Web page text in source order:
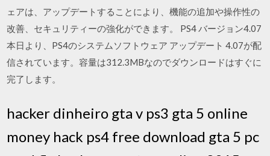
ェアは、アップデートすることにより、機能の追加や操作性の
改善、セキュリティーの強化ができます。 PS4 バージョン4.07
本日より、PS4のシステムソフトウェア アップデート 4.07が配
信されています。容量は312.3MBなのでダウンロードはすぐに
完了します。
hacker dinheiro gta v ps3 gta 5 online
money hack ps4 free download gta 5 pc